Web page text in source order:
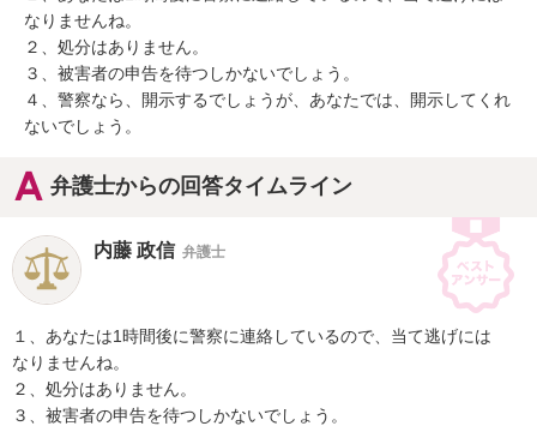
なりませんね。
２、処分はありません。
３、被害者の申告を待つしかないでしょう。
４、警察なら、開示するでしょうが、あなたでは、開示してくれ
ないでしょう。
弁護士からの回答タイムライン
内藤 政信 弁護士
１、あなたは1時間後に警察に連絡しているので、当て逃げには
なりませんね。
２、処分はありません。
３、被害者の申告を待つしかないでしょう。